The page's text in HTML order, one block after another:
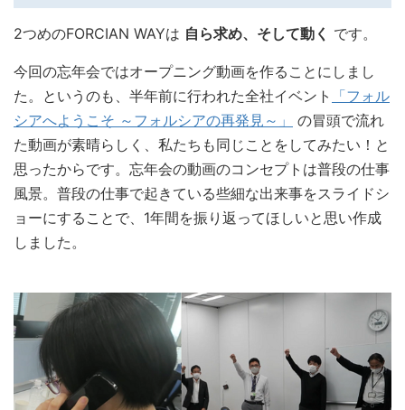
2つめのFORCIAN WAYは 自ら求め、そして動く です。
今回の忘年会ではオープニング動画を作ることにしまし
た。というのも、半年前に行われた全社イベント
「フォル
シアへようこそ ～フォルシアの再発見～」
の冒頭で流れ
た動画が素晴らしく、私たちも同じことをしてみたい！と
思ったからです。忘年会の動画のコンセプトは普段の仕事
風景。普段の仕事で起きている些細な出来事をスライドシ
ョーにすることで、1年間を振り返ってほしいと思い作成
しました。